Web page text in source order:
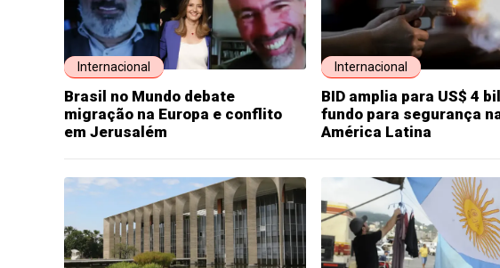
Internacional
Brasil no Mundo debate
migração na Europa e conflito
em Jerusalém
Internacional
BID amplia para US$ 4
fundo para segurança
América Latina